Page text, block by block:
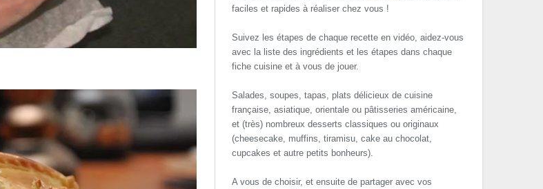
faciles et rapides à réaliser chez vous !
Suivez les étapes de chaque recette en vidéo, aidez-vous
avec la liste des ingrédients et les étapes dans chaque
fiche cuisine et à vous de jouer.
Salades, soupes, tapas, plats délicieux de cuisine
française, asiatique, orientale ou pâtisseries américaine,
et (très) nombreux desserts classiques ou originaux
(cheesecake, muffins, tiramisu, cake au chocolat,
cupcakes et autre petits bonheurs).
A vous de choisir, et ensuite de partager avec vos